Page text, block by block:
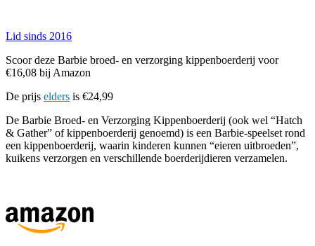
Lid sinds 2016
Scoor deze Barbie broed- en verzorging kippenboerderij voor
€16,08 bij Amazon
De prijs elders is €24,99
De Barbie Broed‑ en Verzorging Kippenboerderij (ook wel “Hatch
& Gather” of kippenboerderij genoemd) is een Barbie‑speelset rond
een kippenboerderij, waarin kinderen kunnen “eieren uitbroeden”,
kuikens verzorgen en verschillende boerderijdieren verzamelen.